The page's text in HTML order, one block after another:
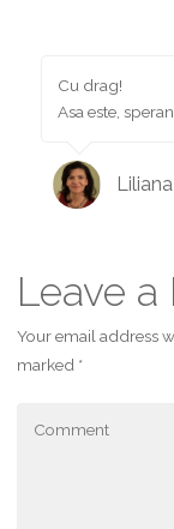
Cu drag!
Asa este,
Liliana
Leave a
Your email address
marked *